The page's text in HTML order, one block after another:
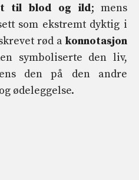
til blod og ild; mens
som ekstremt dyktig i
rød a konnotasjon
symboliserte den liv,
den på den andre
ødeleggelse.